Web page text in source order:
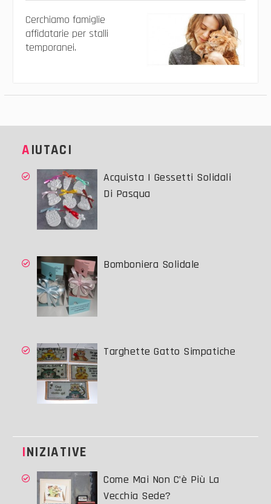
Cerchiamo famiglie
affidatarie per stalli
temporanei.
AIUTACI
Acquista I Gessetti Solidali
Di Pasqua
Bomboniera Solidale
Targhette Gatto Simpatiche
INIZIATIVE
Come Mai Non C’è Più La
Vecchia Sede?